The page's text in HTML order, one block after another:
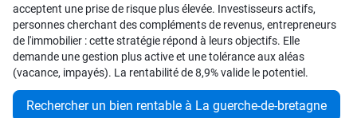
acceptent une prise de risque plus élevée. Investisseurs actifs,
personnes cherchant des compléments de revenus, entrepreneurs
de l'immobilier : cette stratégie répond à leurs objectifs. Elle
demande une gestion plus active et une tolérance aux aléas
(vacance, impayés). La rentabilité de 8,9% valide le potentiel.
Rechercher un bien rentable à La guerche-de-bretagne